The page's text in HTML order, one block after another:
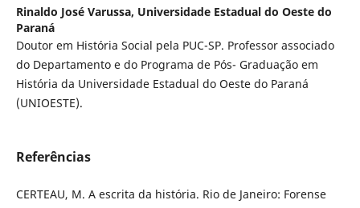
Rinaldo José Varussa, Universidade Estadual do Oeste do
Paraná
Doutor em História Social pela PUC-SP. Professor associado
do Departamento e do Programa de Pós- Graduação em
História da Universidade Estadual do Oeste do Paraná
(UNIOESTE).
Referências
CERTEAU, M. A escrita da história. Rio de Janeiro: Forense